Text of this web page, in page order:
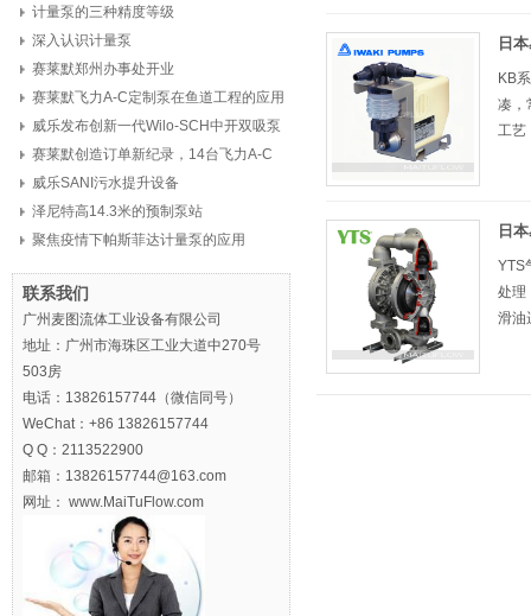
日
KB
凑，
工艺
日
YTS
处理
滑油
项目核心设备
计量泵的三种精度等级
深入认识计量泵
赛莱默郑州办事处开业
赛莱默飞力A-C定制泵在鱼道工程的应用
威乐发布创新一代Wilo-SCH中开双吸泵
赛莱默创造订单新纪录，14台飞力A-C
定制泵，8亿元
威乐SANI污水提升设备
泽尼特高14.3米的预制泵站
聚焦疫情下帕斯菲达计量泵的应用
联系我们
广州麦图流体工业设备有限公司
地址：广州市海珠区工业大道中270号
503房
电话：13826157744（微信同号）
WeChat：+86 13826157744
Q Q：2113522900
邮箱：13826157744@163.com
网址： www.MaiTuFlow.com